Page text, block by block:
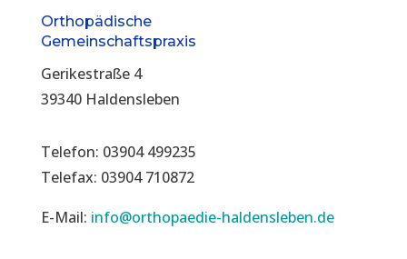
Orthopädische
Gemeinschaftspraxis
Gerikestraße 4
39340 Haldensleben
Telefon: 03904 499235
Telefax: 03904 710872
E-Mail: info@orthopaedie-haldensleben.de